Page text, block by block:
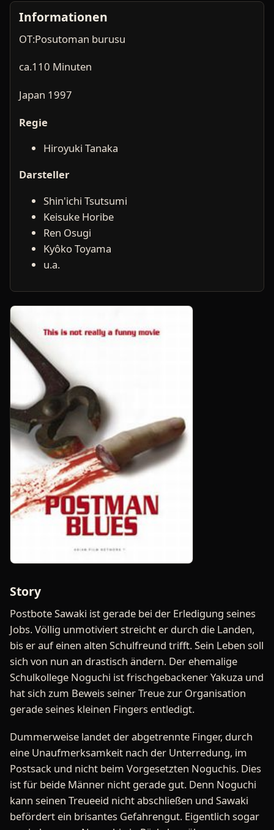
Informationen
OT:Posutoman burusu
ca.110 Minuten
Japan 1997
Regie
Hiroyuki Tanaka
Darsteller
Shin'ichi Tsutsumi
Keisuke Horibe
Ren Osugi
Kyôko Toyama
u.a.
Story
Postbote Sawaki ist gerade bei der Erledigung seines
Jobs. Völlig unmotiviert streicht er durch die Landen,
bis er auf einen alten Schulfreund trifft. Sein Leben soll
sich von nun an drastisch ändern. Der ehemalige
Schulkollege Noguchi ist frischgebackener Yakuza und
hat sich zum Beweis seiner Treue zur Organisation
gerade seines kleinen Fingers entledigt.
Dummerweise landet der abgetrennte Finger, durch
eine Unaufmerksamkeit nach der Unterredung, im
Postsack und nicht beim Vorgesetzten Noguchis. Dies
ist für beide Männer nicht gerade gut. Denn Noguchi
kann seinen Treueeid nicht abschließen und Sawaki
befördert ein brisantes Gefahrengut. Eigentlich sogar